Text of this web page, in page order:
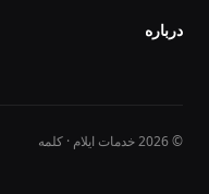
درباره
© 2026 خدمات ایلام · کلمه